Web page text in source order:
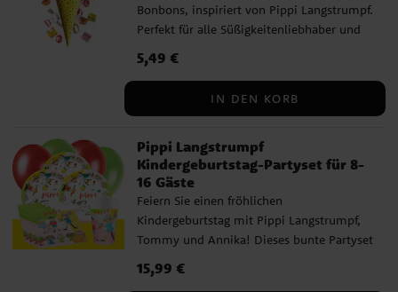
Bonbons, inspiriert von Pippi Langstrumpf.
Perfekt für alle Süßigkeitenliebhaber und
Inhaltsstoffe: Glukosesirup, Zucker,
Kokos), Sirup, Kakaobutter, Milchpulver,
Emulgatoren: Sonnenblumenlecithin,
Sojalecithin, E471, Säureregulatoren:
Apfelsäure, Zitronensäure, Lakritz,
Aromen, Pfefferminzöl, Kochsalz,
Natriumbikarbonat, Farbstoffe: E120, E153.
Preis :5,49 €
5,49 €
IN DEN KORB
Pippi Langstrumpf
Kindergeburtstag-Partyset für 8-
16 Gäste
Feiern Sie einen fröhlichen
Kindergeburtstag mit Pippi Langstrumpf,
Tommy und Annika! Dieses bunte Partyset
fantasievolle Feier benötigen. Teller,
Preis: 15,99 €
15,99 €